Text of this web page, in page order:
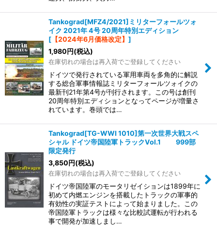
Tankograd[MFZ4/2021]ミリターフォールツォ
イク 2021年 4号 20周年特別エディション
[ 【2024年6月価格改定】 ]
1,980円(税込)
在庫切れの場合は再入荷でご登録してください
ドイツで発行されている軍用車両を多角的に解説
する総合軍事情報誌ミリターフォールツォイクの
最新刊21年第4号が刊行されます。この号は創刊
20周年特別エディションとなってページが増量さ
れています。巻頭では…
Tankograd[TG-WWI 1010]第一次世界大戦スペ
シャル ドイツ帝国陸軍トラックVol.1 999部
限定発行
3,850円(税込)
在庫切れの場合は再入荷でご登録してください
ドイツ帝国陸軍のモータリゼイションは1899年に
初めて内燃エンジンを搭載したトラックの軍事的
有効性の実証テストによって始まりました。この
帝国陸軍トラックは様々な比較試運転が行われる
事で開発が加速しまし…